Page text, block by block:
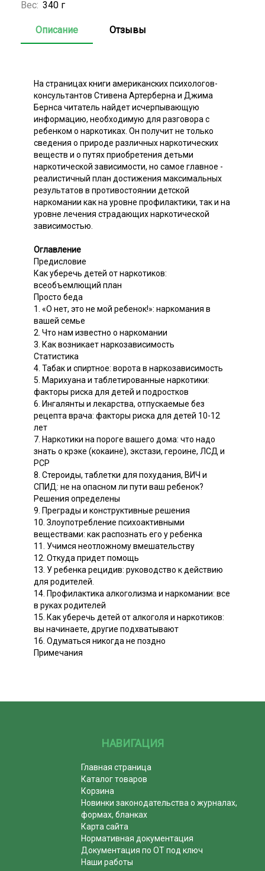
Вес: 340 г
Описание Отзывы
На страницах книги американских психологов-
консультантов Стивена Артерберна и Джима
Бернса читатель найдет исчерпывающую
информацию, необходимую для разговора с
ребенком о наркотиках. Он получит не только
сведения о природе различных наркотических
веществ и о путях приобретения детьми
наркотической зависимости, но самое главное -
реалистичный план достижения максимальных
результатов в противостоянии детской
наркомании как на уровне профилактики, так и на
уровне лечения страдающих наркотической
зависимостью.
Оглавление
Предисловие
Как уберечь детей от наркотиков:
всеобъемлющий план
Просто беда
1. «О нет, это не мой ребенок!»: наркомания в
вашей семье
2. Что нам известно о наркомании
3. Как возникает наркозависимость
Статистика
4. Табак и спиртное: ворота в наркозависимость
5. Марихуана и таблетированные наркотики:
факторы риска для детей и подростков
6. Ингалянты и лекарства, отпускаемые без
рецепта врача: факторы риска для детей 10-12
лет
7. Наркотики на пороге вашего дома: что надо
знать о крэке (кокаине), экстази, героине, ЛСД и
РСР
8. Стероиды, таблетки для похудания, ВИЧ и
СПИД: не на опасном ли пути ваш ребенок?
Решения определены
9. Преграды и конструктивные решения
10. Злоупотребление психоактивными
веществами: как распознать его у ребенка
11. Учимся неотложному вмешательству
12. Откуда придет помощь
13. У ребенка рецидив: руководство к действию
для родителей.
14. Профилактика алкоголизма и наркомании: все
в руках родителей
15. Как уберечь детей от алкоголя и наркотиков:
вы начинаете, другие подхватывают
16. Одуматься никогда не поздно
Примечания
НАВИГАЦИЯ
Главная страница
Каталог товаров
Корзина
Новинки законодательства о журналах,
формах, бланках
Карта сайта
Нормативная документация
Документация по ОТ под ключ
Наши работы